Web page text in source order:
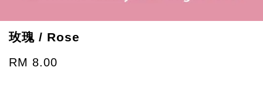
玫瑰 / Rose
RM 8.00